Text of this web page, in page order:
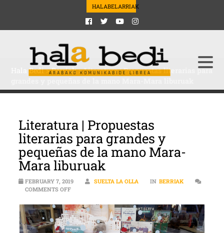
HALABELARRIAK
Hala Bedi>Berriak>Literatura | Propuestas literarias para
Literatura | Propuestas
literarias para grandes y
pequeñas de la mano Mara-
Mara liburuak
FEBRUARY 7, 2019 SUELTA LA OLLA IN BERRIAK
COMMENTS OFFON LITERATURA | PROPUESTAS LITERARIAS PARA